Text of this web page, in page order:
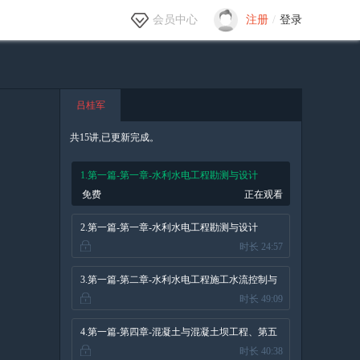
会员中心 注册 / 登录
吕桂军
共15讲,已更新完成。
1.第一篇-第一章-水利水电工程勘测与设计
（一）
免费 正在观看
2.第一篇-第一章-水利水电工程勘测与设计
（二）
时长 24:57
3.第一篇-第二章-水利水电工程施工水流控制与
基础处理、第三章-土石方与土石坝工程
时长 49:09
4.第一篇-第四章-混凝土与混凝土坝工程、第五
章-堤防与河湖疏浚工程、第六章-水闸、泵站与
时长 40:38